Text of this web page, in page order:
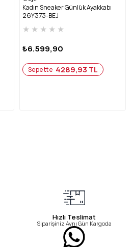
Kadın Sneaker Günlük Ayakkabı
26Y373-BEJ
★ ★ ★ ★ ★
₺6.599,90
Sepette 4289,93 TL
Hızlı Teslimat
Siparişiniz Aynı Gün Kargoda